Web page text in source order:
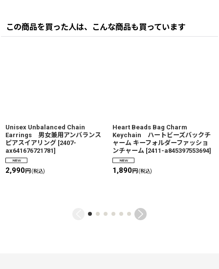
この商品を買った人は、こんな商品も買っています
Unisex Unbalanced Chain
Earrings 男女兼用アンバランス
ピアスイアリング [2407-
ax641676721781]
2,990円 (税込)
Heart Beads Bag Charm
Keychain ハートビーズバックチ
ャーム キーフォルダーファッショ
ンチャーム [2411-a845397553694]
1,890円 (税込)